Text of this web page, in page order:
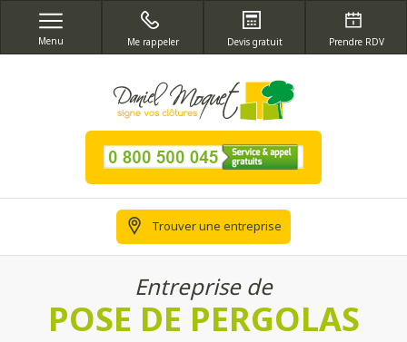
Menu Me rappeler Devis gratuit Prendre RDV
Trouver une entreprise
Entreprise de
POSE DE PERGOLAS